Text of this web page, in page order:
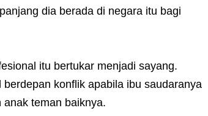
dia berada di negara itu bagi
itu bertukar menjadi sayang.
konflik apabila ibu saudaranya
teman baiknya.